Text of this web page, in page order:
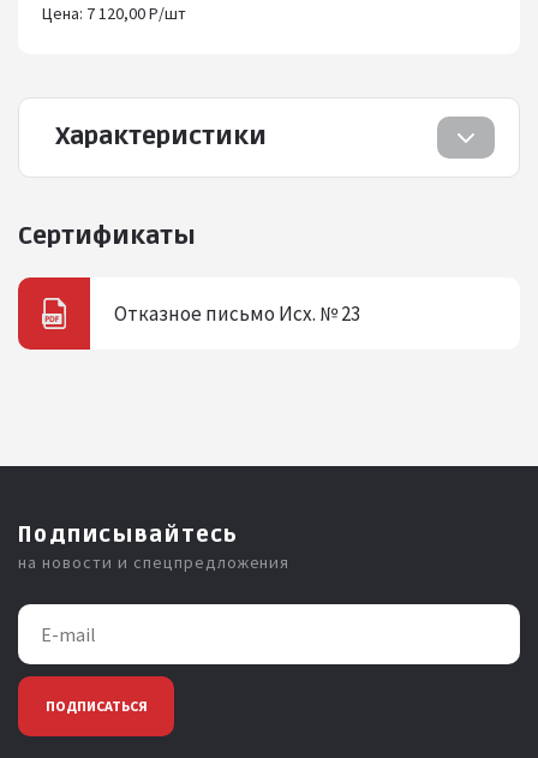
Цена: 7 120,00 Р/шт
Характеристики
Сертификаты
Отказное письмо Исх. № 23
Подписывайтесь
на новости и спецпредложения
ПОДПИСАТЬСЯ